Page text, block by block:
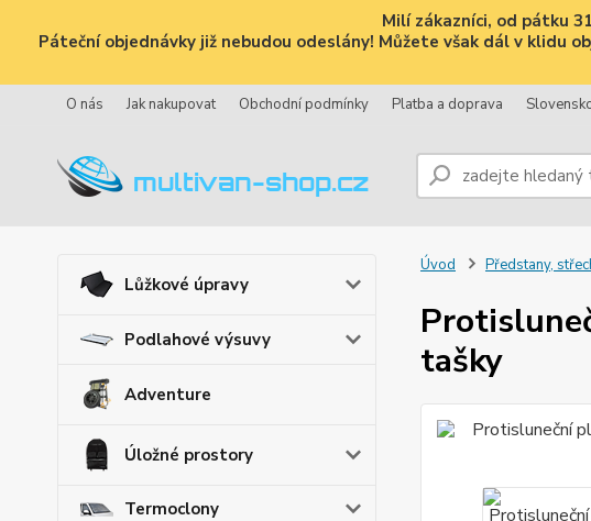
Milí zákazníci, od pátku
Páteční objednávky již nebudou odeslány! Můžete však dál v klidu
O nás Jak nakupovat Obchodní podmínky Platba a doprava
Lůžkové úpravy
Podlahové výsuvy
Adventure
Úložné prostory
Termoclony
Úvod Předstany,
tašky